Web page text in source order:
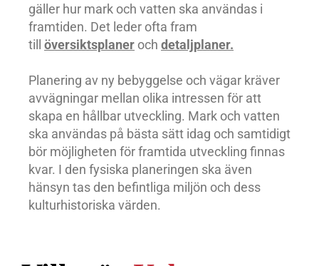
gäller hur mark och vatten ska användas i
framtiden. Det leder ofta fram
till översiktsplaner och detaljplaner.
Planering av ny bebyggelse och vägar kräver
avvägningar mellan olika intressen för att
skapa en hållbar utveckling. Mark och vatten
ska användas på bästa sätt idag och samtidigt
bör möjligheten för framtida utveckling finnas
kvar. I den fysiska planeringen ska även
hänsyn tas den befintliga miljön och dess
kulturhistoriska värden.